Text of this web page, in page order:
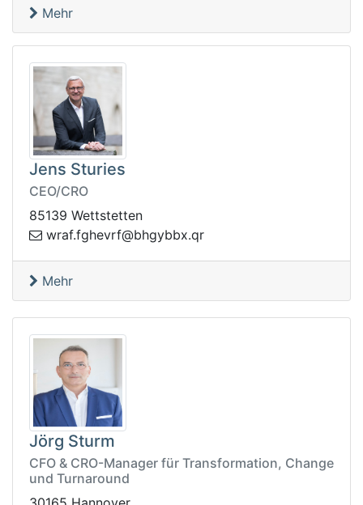
Mehr
Jens Sturies
CEO/CRO
85139 Wettstetten
rq.xbb
yghb@frvehgf.farw
Mehr
Jörg Sturm
CFO & CRO-Manager für Transformation, Change
und Turnaround